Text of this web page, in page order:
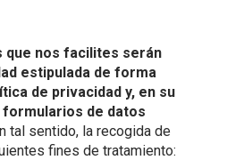
que nos facilites serán
estipulada de forma
de privacidad y, en su
de datos
tal sentido, la recogida de
fines de tratamiento: